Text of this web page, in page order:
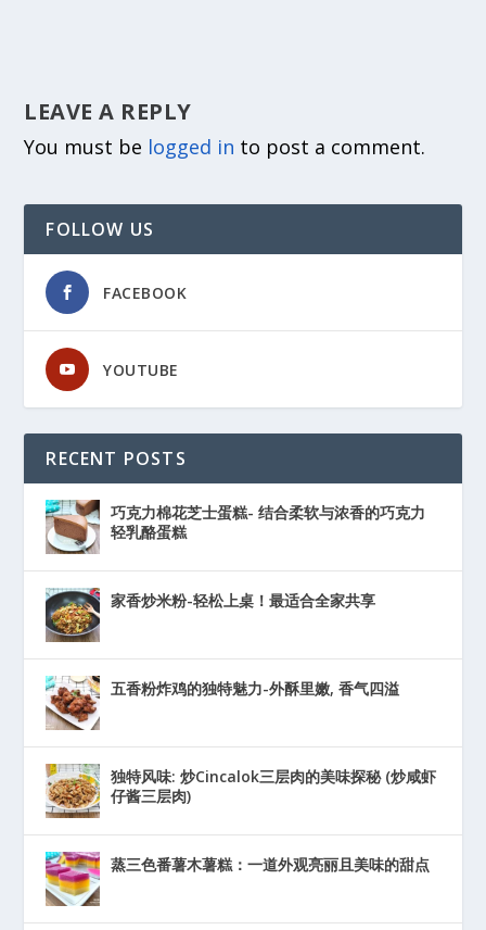
LEAVE A REPLY
You must be logged in to post a comment.
FOLLOW US
FACEBOOK
YOUTUBE
RECENT POSTS
巧克力棉花芝士蛋糕- 结合柔软与浓香的巧克力
轻乳酪蛋糕
家香炒米粉-轻松上桌！最适合全家共享
五香粉炸鸡的独特魅力-外酥里嫩, 香气四溢
独特风味: 炒Cincalok三层肉的美味探秘 (炒咸虾
仔酱三层肉)
蒸三色番薯木薯糕：一道外观亮丽且美味的甜点